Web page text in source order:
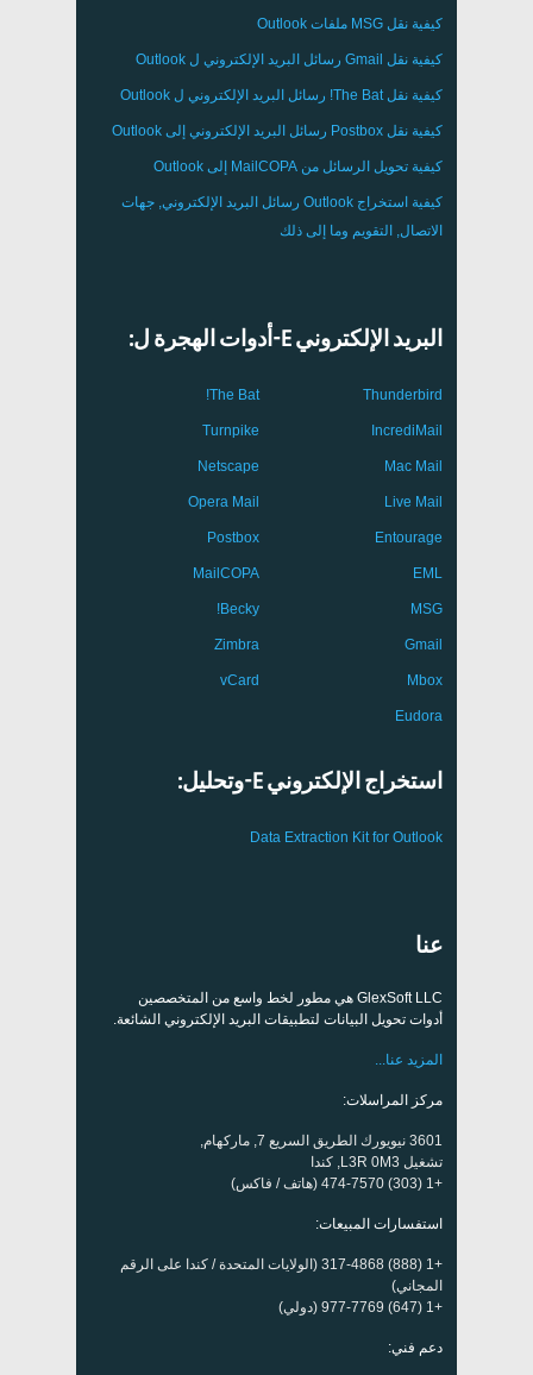
كيفية نقل MSG ملفات Outlook
كيفية نقل Gmail رسائل البريد الإلكتروني ل Outlook
كيفية نقلThe Bat! رسائل البريد الإلكتروني ل Outlook
كيفية نقل Postbox رسائل البريد الإلكتروني إلى Outlook
كيفية تحويل الرسائل من MailCOPA إلى Outlook
كيفية استخراج Outlook رسائل البريد الإلكتروني, جهات
الاتصال, التقويم وما إلى ذلك
البريد الإلكتروني E-أدوات الهجرة ل:
Thunderbird
IncrediMail
Mac Mail
Live Mail
Entourage
EML
MSG
Gmail
Mbox
Eudora
The Bat!
Turnpike
Netscape
Opera Mail
Postbox
MailCOPA
Becky!
Zimbra
vCard
استخراج الإلكتروني E-وتحليل:
Data Extraction Kit for Outlook
عنا
GlexSoft LLC هي مطور لخط واسع من المتخصصين
أدوات تحويل البيانات لتطبيقات البريد الإلكتروني الشائعة.
المزيد عنا...
مركز المراسلات:
3601 نيويورك الطريق السريع 7, ماركهام,
تشغيل L3R 0M3, كندا
+1 (303) 474-7570 (هاتف / فاكس)
استفسارات المبيعات:
+1 (888) 317-4868 (الولايات المتحدة / كندا على الرقم
المجاني)
+1 (647) 977-7769 (دولي)
دعم فني: